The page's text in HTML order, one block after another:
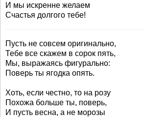
И мы искренне желаем
Счастья долгого тебе!
Пусть не совсем оригинально,
Тебе все скажем в сорок пять,
Мы, выражаясь фигурально:
Поверь ты ягодка опять.
Хоть, если честно, то на розу
Похожа больше ты, поверь,
И пусть весна, а не морозы